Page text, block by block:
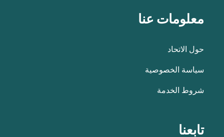
معلومات عنا
حول الاتحاد
سياسة الخصوصية
شروط الخدمة
تابعنا